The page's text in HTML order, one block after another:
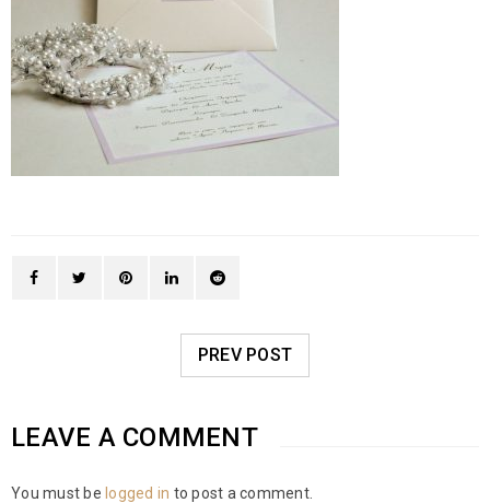
PREV POST
LEAVE A COMMENT
You must be logged in to post a comment.